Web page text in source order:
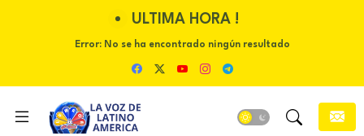
ULTIMA HORA !
Error:No se ha encontrado ningún resultado